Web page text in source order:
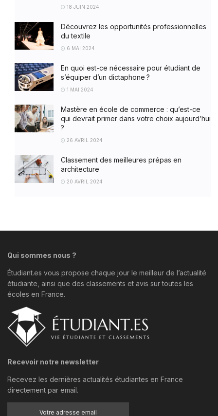
18 JUIN 2024
Découvrez les opportunités professionnelles
du textile
6 MAI 2024
En quoi est-ce nécessaire pour étudiant de
s’équiper d’un dictaphone ?
1 MAI 2024
Mastère en école de commerce : qu’est-ce
qui devrait primer dans votre choix aujourd’hui
?
26 AVRIL 2024
Classement des meilleures prépas en
architecture
20 AVRIL 2024
Qui sommes nous ?
Étudiant.es vous propose chaque jour le meilleur de l’actualité
étudiante, ainsi que des classements et avis sur toutes les
écoles en France.
Recevoir notre newsletter
Recevez les dernières actualités étudiantes en France
directement par email.